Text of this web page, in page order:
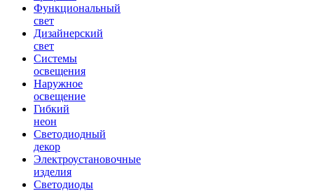
Функциональный
свет
Дизайнерский
свет
Системы
освещения
Наружное
освещение
Гибкий
неон
Светодиодный
декор
Электроустановочные
изделия
Светодиоды